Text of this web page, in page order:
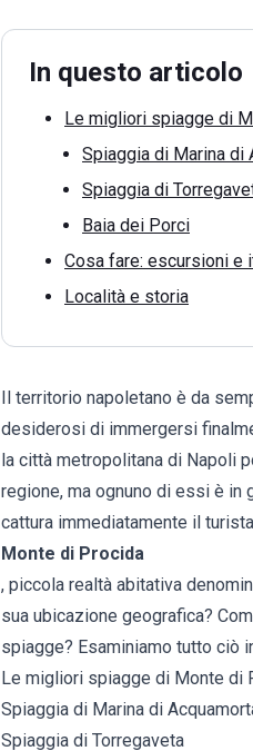
In questo articolo
Le migliori spiagge di
Spiaggia di Marina di
Spiaggia di
Baia dei Porci
Cosa fare: escursioni e
Località e storia
Il territorio napoletano è da
desiderosi di immergersi
la città metropolitana di Napoli
regione, ma ognuno di essi è in
cattura immediatamente il
Monte di Procida
, piccola realtà abitativa
sua ubicazione geografica?
spiagge? Esaminiamo tutto ciò
Le migliori spiagge di Monte di
Spiaggia di Marina di
Spiaggia di Torregaveta